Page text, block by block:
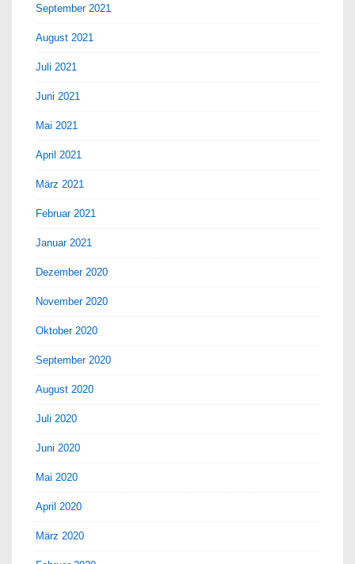
September 2021
August 2021
Juli 2021
Juni 2021
Mai 2021
April 2021
März 2021
Februar 2021
Januar 2021
Dezember 2020
November 2020
Oktober 2020
September 2020
August 2020
Juli 2020
Juni 2020
Mai 2020
April 2020
März 2020